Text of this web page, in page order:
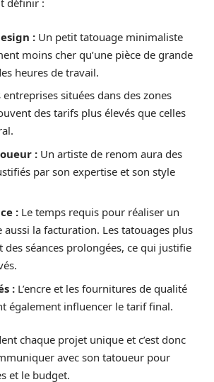
définir :
: Un petit tatouage minimaliste
moins cher qu’une pièce de grande
heures de travail.
entreprises situées dans des zones
des tarifs plus élevés que celles
: Un artiste de renom aura des
par son expertise et son style
: Le temps requis pour réaliser un
la facturation. Les tatouages plus
des séances prolongées, ce qui justifie
: L’encre et les fournitures de qualité
également influencer le tarif final.
chaque projet unique et c’est donc
avec son tatoueur pour
et le budget.